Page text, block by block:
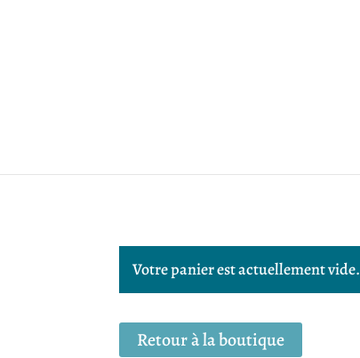
Votre panier est actuellement vide.
Retour à la boutique